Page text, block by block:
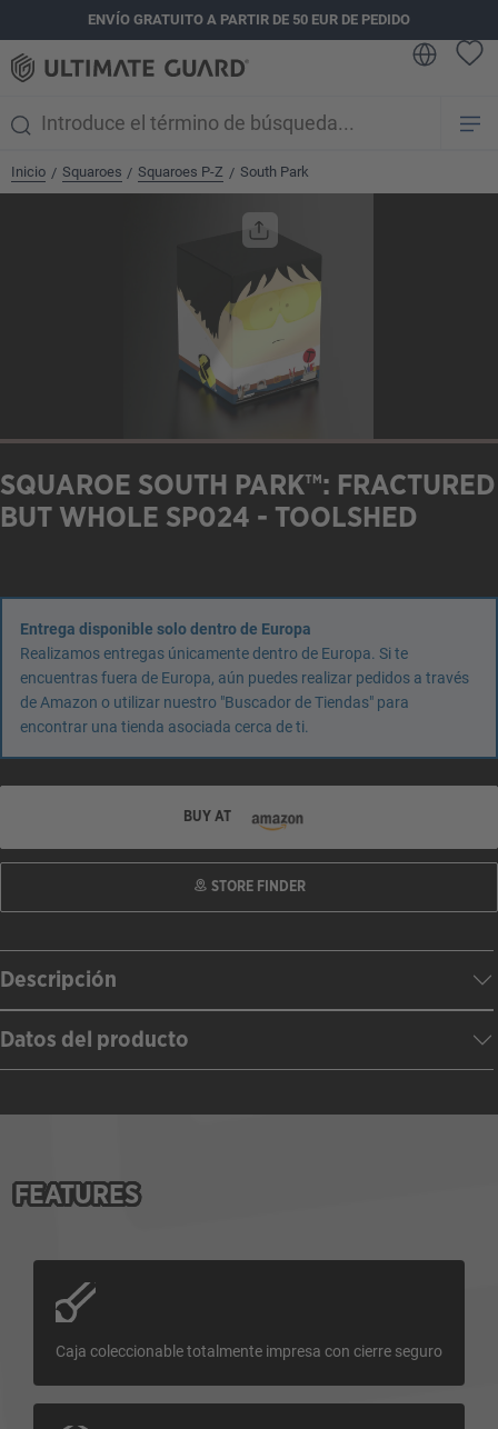
principalENVÍO GRATUITO A PARTIR DE 50 EUR DE PEDIDO
Inicio / Squaroes / Squaroes P-Z / South Park
SQUAROE SOUTH PARK™: FRACTURED
BUT WHOLE SP024 - TOOLSHED
Entrega disponible solo dentro de Europa
Realizamos entregas únicamente dentro de Europa. Si te
encuentras fuera de Europa, aún puedes realizar pedidos a través
de Amazon o utilizar nuestro "Buscador de Tiendas" para
encontrar una tienda asociada cerca de ti.
BUY AT
STORE FINDER
Descripción
Datos del producto
FEATURES
Caja coleccionable totalmente impresa con cierre seguro